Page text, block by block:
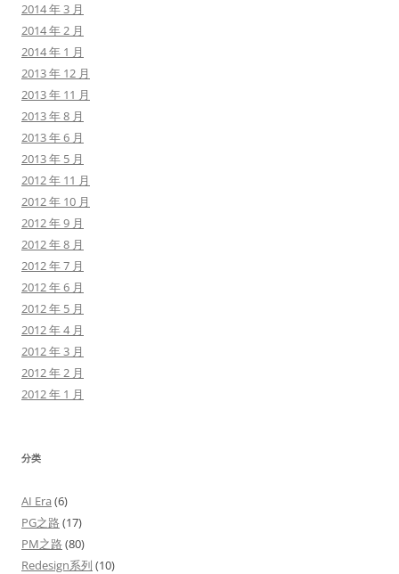
2014 年 3 月
2014 年 2 月
2014 年 1 月
2013 年 12 月
2013 年 11 月
2013 年 8 月
2013 年 6 月
2013 年 5 月
2012 年 11 月
2012 年 10 月
2012 年 9 月
2012 年 8 月
2012 年 7 月
2012 年 6 月
2012 年 5 月
2012 年 4 月
2012 年 3 月
2012 年 2 月
2012 年 1 月
分类
AI Era (6)
PG之路 (17)
PM之路 (80)
Redesign系列 (10)